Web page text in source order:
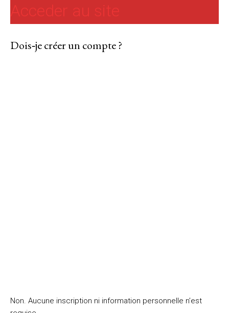
Acceder au site
Dois‑je créer un compte ?
Non. Aucune inscription ni information personnelle n’est